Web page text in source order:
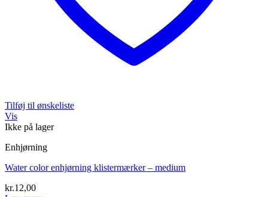
Tilføj til ønskeliste
Vis
Ikke på lager
Enhjørning
Water color enhjørning klistermærker – medium
kr.12,00